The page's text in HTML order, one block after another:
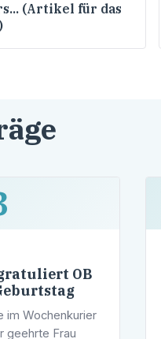
(Artikel für das
OB
im Wochenkurier
geehrte Frau